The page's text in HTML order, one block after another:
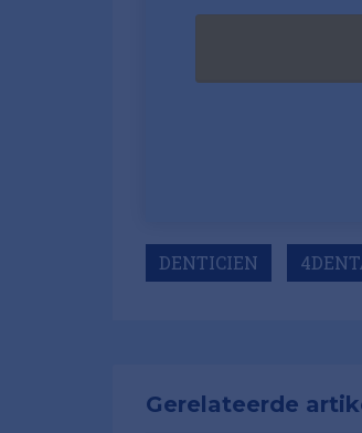
DENTICIEN
Gerelateerde